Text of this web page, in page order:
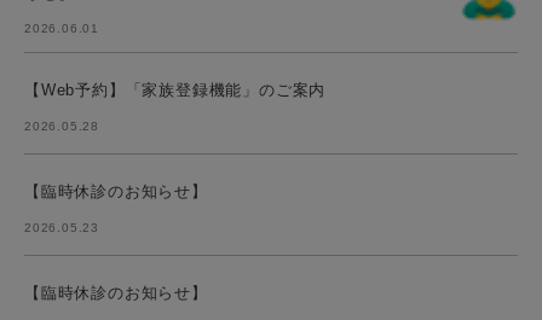
2026.06.01
【Web予約】「家族登録機能」のご案内
2026.05.28
【臨時休診のお知らせ】
2026.05.23
【臨時休診のお知らせ】